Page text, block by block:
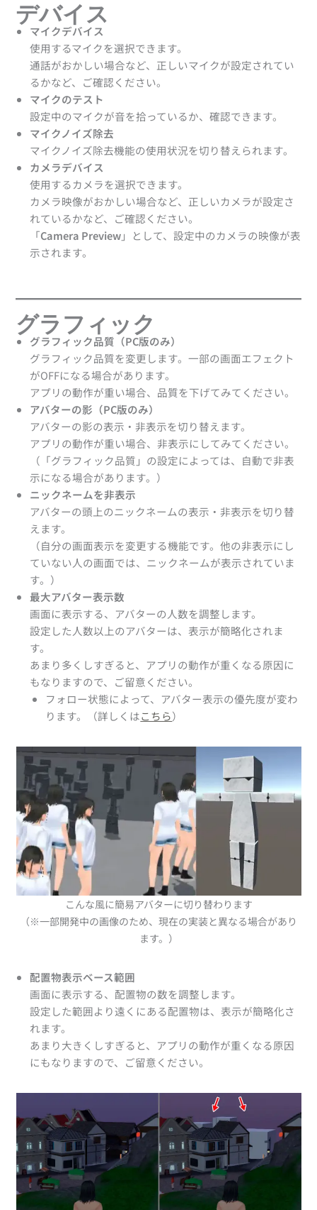
デバイス
マイクデバイス
使用するマイクを選択できます。
通話がおかしい場合など、正しいマイクが設定されてい
るかなど、ご確認ください。
マイクのテスト
設定中のマイクが音を拾っているか、確認できます。
マイクノイズ除去
マイクノイズ除去機能の使用状況を切り替えられます。
カメラデバイス
使用するカメラを選択できます。
カメラ映像がおかしい場合など、正しいカメラが設定さ
れているかなど、ご確認ください。
「Camera Preview」として、設定中のカメラの映像が表
示されます。
グラフィック
グラフィック品質（PC版のみ）
グラフィック品質を変更します。一部の画面エフェクト
がOFFになる場合があります。
アプリの動作が重い場合、品質を下げてみてください。
アバターの影（PC版のみ）
アバターの影の表示・非表示を切り替えます。
アプリの動作が重い場合、非表示にしてみてください。
（「グラフィック品質」の設定によっては、自動で非表
示になる場合があります。）
ニックネームを非表示
アバターの頭上のニックネームの表示・非表示を切り替
えます。
（自分の画面表示を変更する機能です。他の非表示にし
ていない人の画面では、ニックネームが表示されていま
す。）
最大アバター表示数
画面に表示する、アバターの人数を調整します。
設定した人数以上のアバターは、表示が簡略化されま
す。
あまり多くしすぎると、アプリの動作が重くなる原因に
もなりますので、ご留意ください。
フォロー状態によって、アバター表示の優先度が変わ
ります。（詳しくはこちら）
こんな風に簡易アバターに切り替わります
（※一部開発中の画像のため、現在の実装と異なる場合があり
ます。）
配置物表示ベース範囲
画面に表示する、配置物の数を調整します。
設定した範囲より遠くにある配置物は、表示が簡略化さ
れます。
あまり大きくしすぎると、アプリの動作が重くなる原因
にもなりますので、ご留意ください。